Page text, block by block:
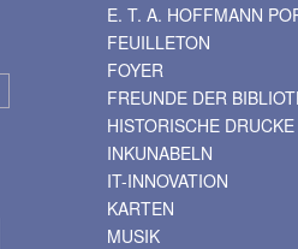
E. T. A. HOFFMANN
FEUILLETON
FOYER
FREUNDE DER
HISTORISCHE DRUCKE
INKUNABELN
IT-INNOVATION
KARTEN
MUSIK